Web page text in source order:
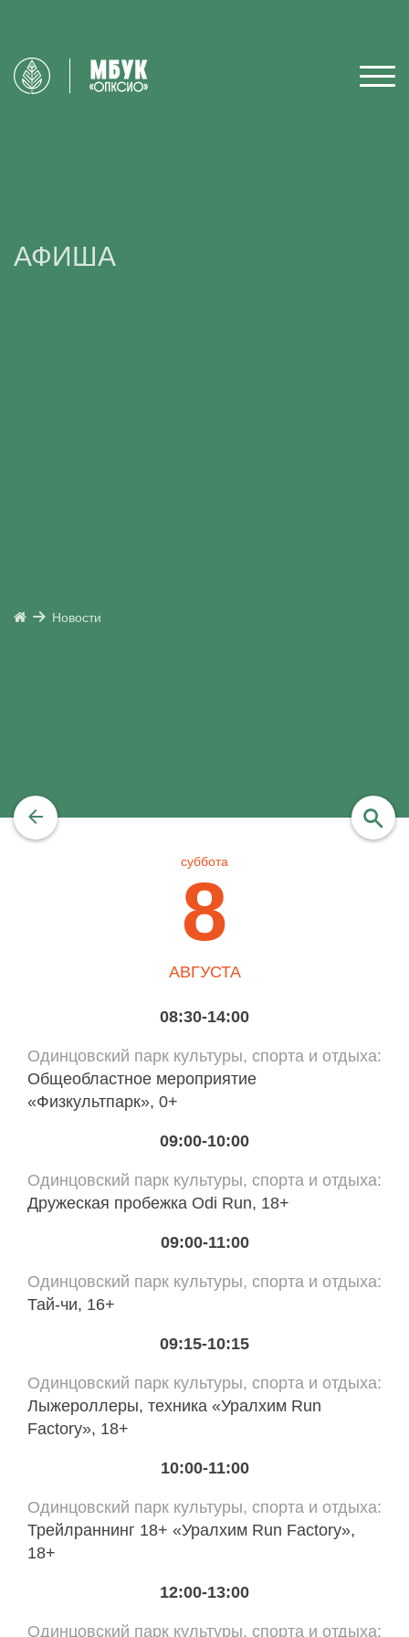
АФИША
Новости
суббота
8
АВГУСТА
08:30-14:00
Одинцовский парк культуры, спорта и отдыха
Общеобластное мероприятие
«Физкультпарк», 0+
09:00-10:00
Одинцовский парк культуры, спорта и отдыха
Дружеская пробежка Odi Run, 18+
09:00-11:00
Одинцовский парк культуры, спорта и отдыха
Тай-чи, 16+
09:15-10:15
Одинцовский парк культуры, спорта и отдыха
Лыжероллеры, техника «Уралхим Run
Factory», 18+
10:00-11:00
Одинцовский парк культуры, спорта и отдыха
Трейлраннинг 18+ «Уралхим Run Factory»,
18+
12:00-13:00
Одинцовский парк культуры, спорта и отдыха